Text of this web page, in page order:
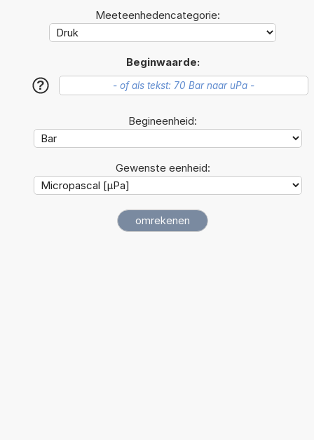
Meeteenhedencategorie:
Beginwaarde:
?
Begineenheid:
Gewenste eenheid: